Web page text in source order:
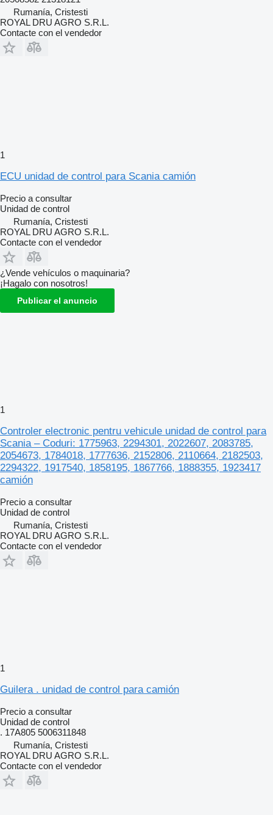
Rumanía, Cristesti
ROYAL DRU AGRO S.R.L.
Contacte con el vendedor
1
ECU unidad de control para Scania camión
Precio a consultar
Unidad de control
Rumanía, Cristesti
ROYAL DRU AGRO S.R.L.
Contacte con el vendedor
¿Vende vehículos o maquinaria?
¡Hagalo con nosotros!
Publicar el anuncio
1
Controler electronic pentru vehicule unidad de control para
Scania – Coduri: 1775963, 2294301, 2022607, 2083785,
2054673, 1784018, 1777636, 2152806, 2110664, 2182503,
2294322, 1917540, 1858195, 1867766, 1888355, 1923417
camión
Precio a consultar
Unidad de control
Rumanía, Cristesti
ROYAL DRU AGRO S.R.L.
Contacte con el vendedor
1
Guilera . unidad de control para camión
Precio a consultar
Unidad de control
. 17A805 5006311848
Rumanía, Cristesti
ROYAL DRU AGRO S.R.L.
Contacte con el vendedor